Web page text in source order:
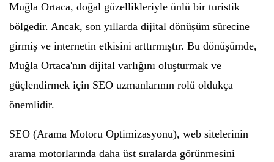
Muğla Ortaca, doğal güzellikleriyle ünlü bir turistik
bölgedir. Ancak, son yıllarda dijital dönüşüm sürecine
girmiş ve internetin etkisini arttırmıştır. Bu dönüşümde,
Muğla Ortaca'nın dijital varlığını oluşturmak ve
güçlendirmek için SEO uzmanlarının rolü oldukça
önemlidir.
SEO (Arama Motoru Optimizasyonu), web sitelerinin
arama motorlarında daha üst sıralarda görünmesini